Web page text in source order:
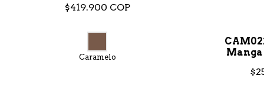
$419.900 COP
Caramelo